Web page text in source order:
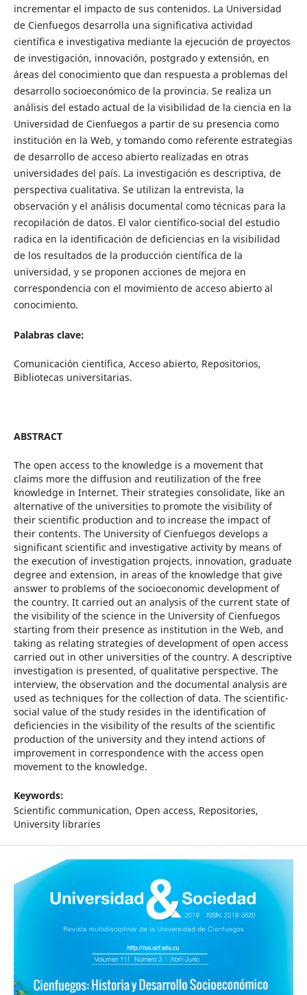
incrementar el impacto de sus contenidos. La Universidad
de Cienfuegos desarrolla una significativa actividad
científica e investigativa mediante la ejecución de proyectos
de investigación, innovación, postgrado y extensión, en
áreas del conocimiento que dan respuesta a problemas del
desarrollo socioeconómico de la provincia. Se realiza un
análisis del estado actual de la visibilidad de la ciencia en la
Universidad de Cienfuegos a partir de su presencia como
institución en la Web, y tomando como referente estrategias
de desarrollo de acceso abierto realizadas en otras
universidades del país. La investigación es descriptiva, de
perspectiva cualitativa. Se utilizan la entrevista, la
observación y el análisis documental como técnicas para la
recopilación de datos. El valor científico-social del estudio
radica en la identificación de deficiencias en la visibilidad
de los resultados de la producción científica de la
universidad, y se proponen acciones de mejora en
correspondencia con el movimiento de acceso abierto al
conocimiento.
Palabras clave:
Comunicación científica, Acceso abierto, Repositorios,
Bibliotecas universitarias.
ABSTRACT
The open access to the knowledge is a movement that
claims more the diffusion and reutilization of the free
knowledge in Internet. Their strategies consolidate, like an
alternative of the universities to promote the visibility of
their scientific production and to increase the impact of
their contents. The University of Cienfuegos develops a
significant scientific and investigative activity by means of
the execution of investigation projects, innovation, graduate
degree and extension, in areas of the knowledge that give
answer to problems of the socioeconomic development of
the country. It carried out an analysis of the current state of
the visibility of the science in the University of Cienfuegos
starting from their presence as institution in the Web, and
taking as relating strategies of development of open access
carried out in other universities of the country. A descriptive
investigation is presented, of qualitative perspective. The
interview, the observation and the documental analysis are
used as techniques for the collection of data. The scientific-
social value of the study resides in the identification of
deficiencies in the visibility of the results of the scientific
production of the university and they intend actions of
improvement in correspondence with the access open
movement to the knowledge.
Keywords:
Scientific communication, Open access, Repositories,
University libraries